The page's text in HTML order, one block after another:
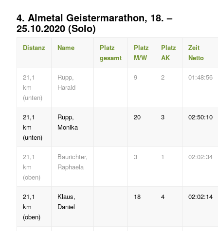
4. Almetal Geistermarathon, 18. –
25.10.2020 (Solo)
Distanz Name
Platz
gesamt
Platz
M/W
Platz
AK
Zeit
Netto
21,1
km
(unten)
Rupp,
Harald
9 2 01:48:56
21,1
km
(unten)
Rupp,
Monika
20 3 02:50:10
21,1
km
(oben)
Baurichter,
Raphaela
3 1 02:02:34
21,1
km
(oben)
Klaus,
Daniel
18 4 02:02:14